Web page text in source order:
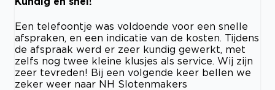
Een telefoontje was voldoende voor een snelle
afspraken, en een indicatie van de kosten. Tijdens
de afspraak werd er zeer kundig gewerkt, met
zelfs nog twee kleine klusjes als service. Wij zijn
zeer tevreden! Bij een volgende keer bellen we
zeker weer naar NH Slotenmakers